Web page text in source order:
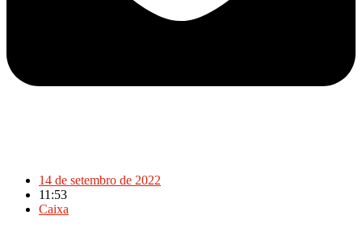
14 de setembro de 2022
11:53
Caixa